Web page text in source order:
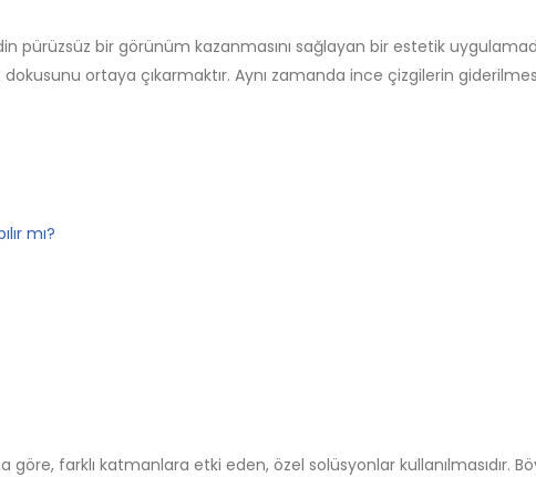
pürüzsüz bir görünüm kazanmasını sağlayan bir estetik
ortaya çıkarmaktır. Aynı zamanda ince çizgilerin
mı?
farklı katmanlara etki eden, özel solüsyonlar kullanılmasıdır.